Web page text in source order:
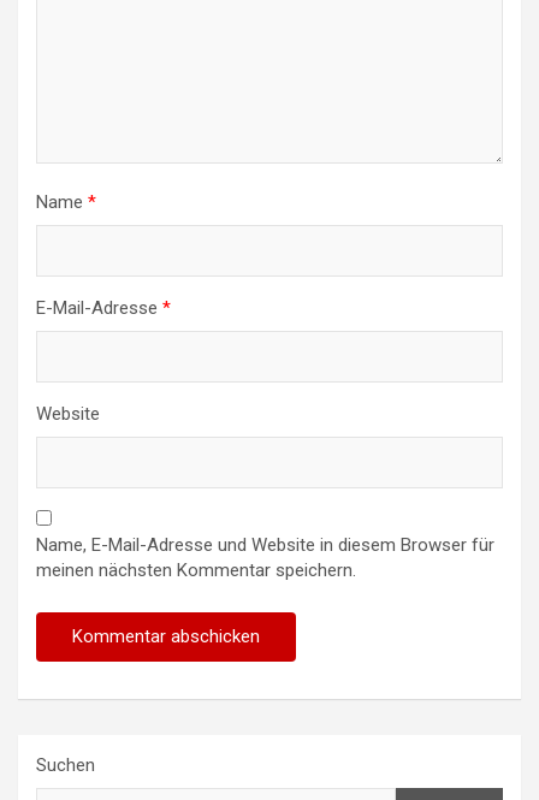
Name *
E-Mail-Adresse *
Website
Name, E-Mail-Adresse und Website in diesem Browser für
meinen nächsten Kommentar speichern.
Suchen